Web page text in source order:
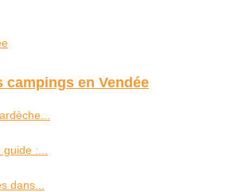
campings en Vendée
:...
dans...